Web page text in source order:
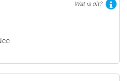
Wat is dit?